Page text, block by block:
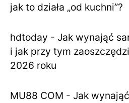
jak to działa „od kuchni”?
hdtoday - Jak wynająć
i jak przy tym
2026 roku
MU88 COM - Jak